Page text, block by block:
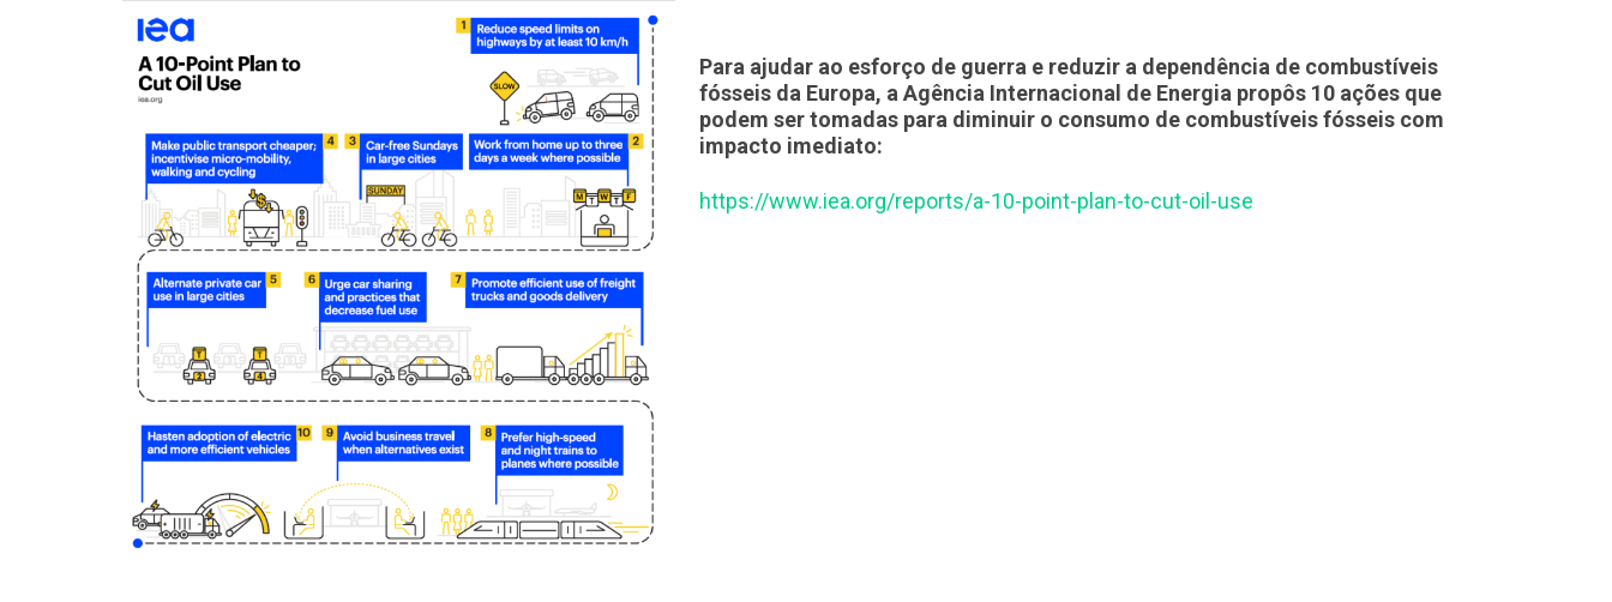
Para ajudar ao esforço de guerra e reduzir a dependência de combustíveis
fósseis da Europa, a Agência Internacional de Energia propôs 10 ações que
podem ser tomadas para diminuir o consumo de combustíveis fósseis com
impacto imediato:
https://www.iea.org/reports/a-10-point-plan-to-cut-oil-use